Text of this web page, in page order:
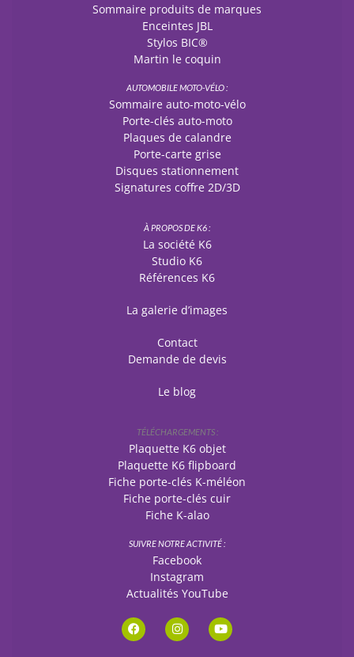
Sommaire produits de marques
Enceintes JBL
Stylos BIC®
Martin le coquin
AUTOMOBILE MOTO-VÉLO :
Sommaire auto-moto-vélo
Porte-clés auto-moto
Plaques de calandre
Porte-carte grise
Disques stationnement
Signatures coffre 2D/3D
À PROPOS DE K6 :
La société K6
Studio K6
Références K6
La galerie d’images
Contact
Demande de devis
Le blog
TÉLÉCHARGEMENTS :
Plaquette K6 objet
Plaquette K6 flipboard
Fiche porte-clés K-méléon
Fiche porte-clés cuir
Fiche K-alao
SUIVRE NOTRE ACTIVITÉ :
Facebook
Instagram
Actualités YouTube